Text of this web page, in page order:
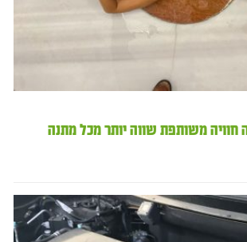
משותפת שווה יותר מכל מתנה